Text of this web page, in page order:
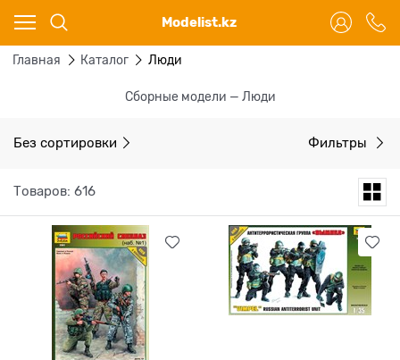
Modelist.kz
Главная Каталог Люди
Сборные модели — Люди
Без сортировки Фильтры
Товаров: 616
Ваш город - Караганда,
угадали?
ДА НЕТ